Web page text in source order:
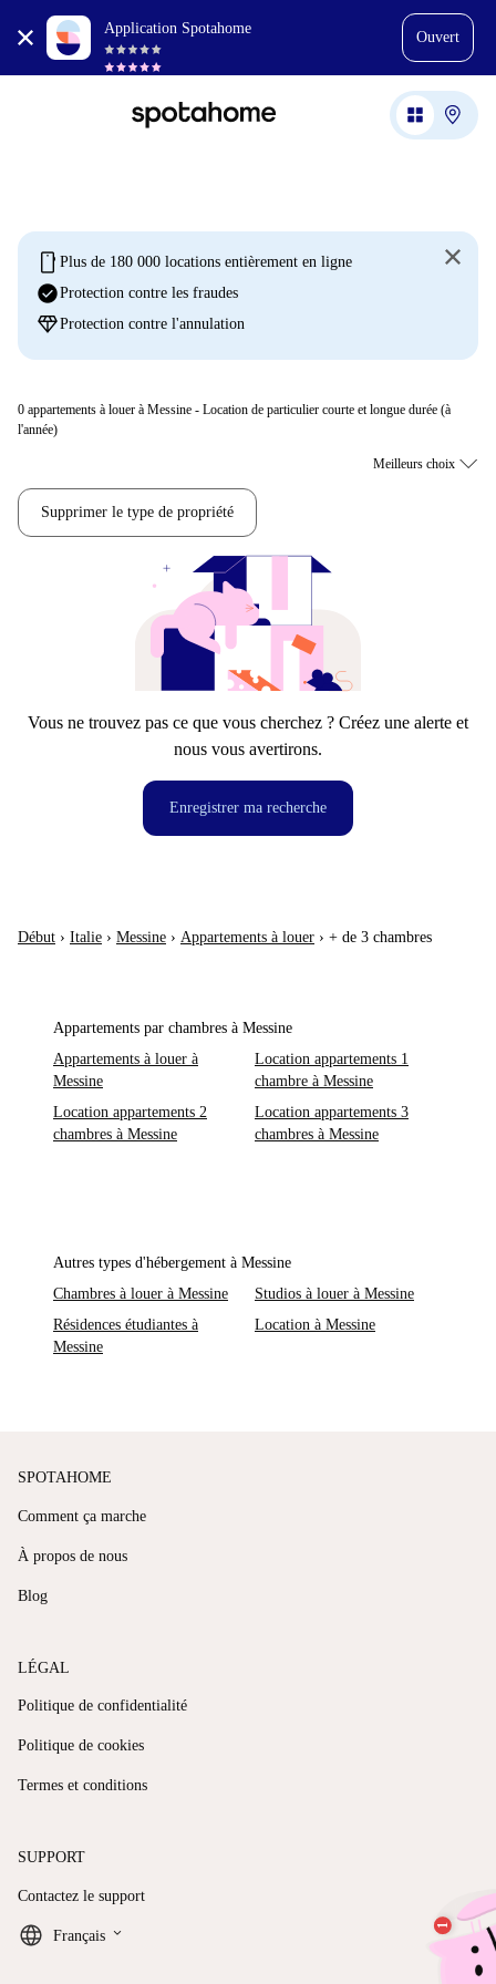
Application Spotahome
Ouvert
mobile Plus de 180 000 locations entièrement en ligne
check_circleProtection contre les fraudes
diamondProtection contre l'annulation
0 appartements à louer à Messine - Location de particulier courte et longue durée (à
l'année)
Supprimer le type de propriété
Vous ne trouvez pas ce que vous cherchez ? Créez une alerte et
nous vous avertirons.
Enregistrer ma recherche
Début › Italie › Messine › Appartements à louer › + de 3 chambres
Appartements par chambres à Messine
Appartements à louer à
Messine
Location appartements 1
chambre à Messine
Location appartements 2
chambres à Messine
Location appartements 3
chambres à Messine
Autres types d'hébergement à Messine
Chambres à louer à Messine
Studios à louer à Messine
Résidences étudiantes à
Messine
Location à Messine
SPOTAHOME
Comment ça marche
À propos de nous
Blog
LÉGAL
Politique de confidentialité
Politique de cookies
Termes et conditions
SUPPORT
Contactez le support
Français keyboard_arrow_down